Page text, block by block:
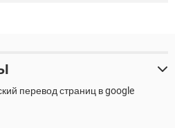
перевод страниц в google